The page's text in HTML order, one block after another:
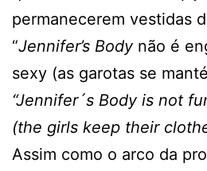
permanecerem vestidas
“Jennifer’s Bodynão é
sexy (as garotas se
“Jennifer´s Body is not
(the girls keep their
Assim como o arco da